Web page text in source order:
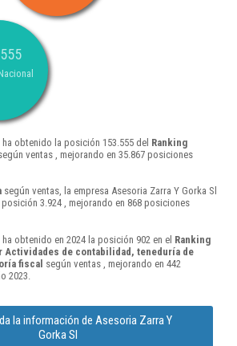
obtenido la posición 153.555 del Ranking
ventas , mejorando en 35.867 posiciones
según ventas, la empresa Asesoria Zarra Y Gorka Sl
3.924 , mejorando en 868 posiciones
obtenido en 2024 la posición 902 en el Ranking
Actividades de contabilidad, teneduría de
fiscal según ventas , mejorando en 442
2023.
la información de Asesoria Zarra Y
Gorka Sl